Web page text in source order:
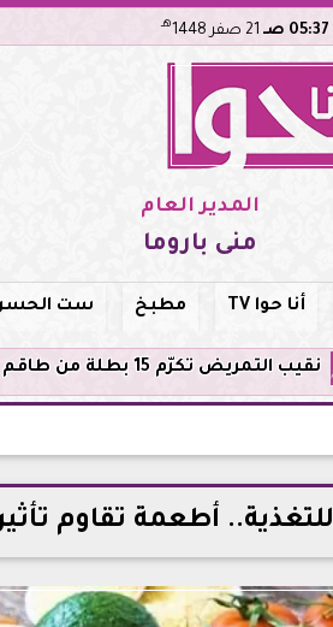
05:37 صـ هـ
المدير العام
منى باروما
أنا حوا TV مطبخ ست
الموقف البطولي
أطعمة تقاوم